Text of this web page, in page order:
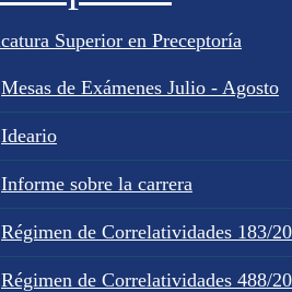
Superior en Preceptoría
Mesas de Exámenes Julio - Agosto
Ideario
Informe sobre la carrera
Régimen de Correlatividades 183/
Régimen de Correlatividades 488/